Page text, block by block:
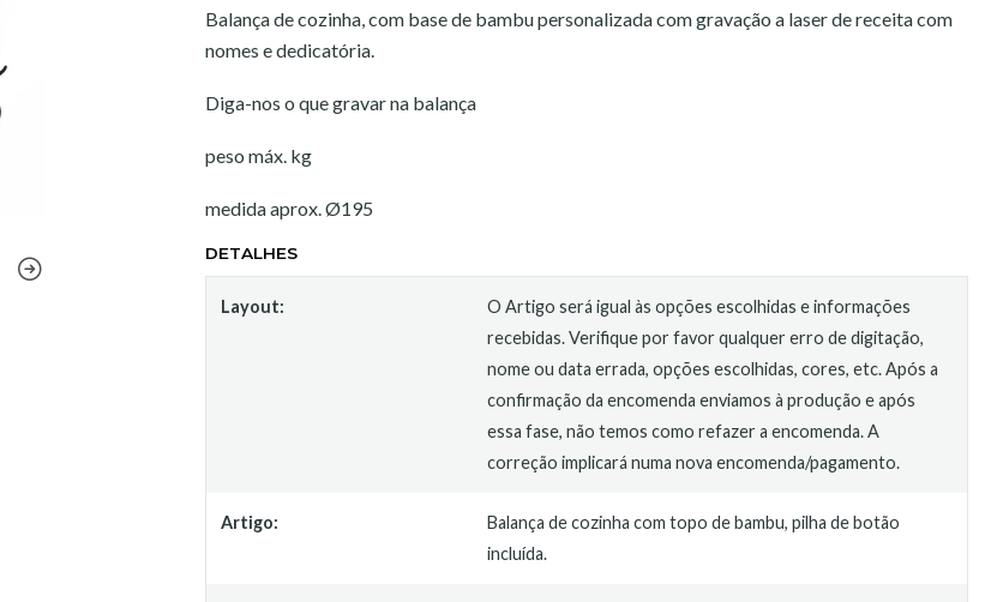
Balança de cozinha, com base de bambu personalizada com gravação a laser de receita com
nomes e dedicatória.
Diga-nos o que gravar na balança
peso máx. kg
medida aprox. Ø195
DETALHES
Layout:
O Artigo será igual às opções escolhidas e informações
recebidas. Verifique por favor qualquer erro de digitação,
nome ou data errada, opções escolhidas, cores, etc. Após a
confirmação da encomenda enviamos à produção e após
essa fase, não temos como refazer a encomenda. A
correção implicará numa nova encomenda/pagamento.
Artigo:
Balança de cozinha com topo de bambu, pilha de botão
incluída.